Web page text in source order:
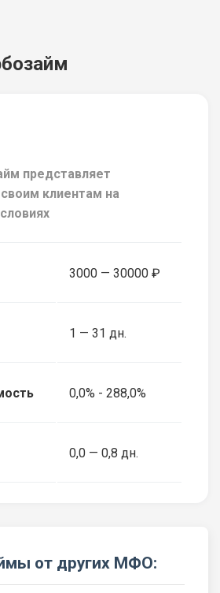
представляет
клиентам на
3000 — 30000 ₽
1 — 31 дн.
0,0% - 288,0%
0,0 — 0,8 дн.
от других МФО: